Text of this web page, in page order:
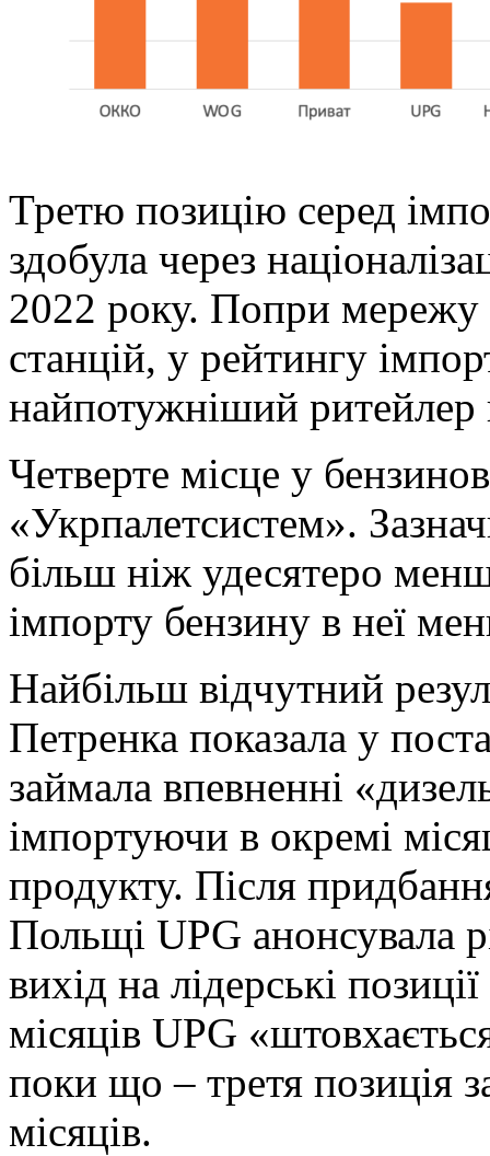
Третю позицію серед
здобула через
2022 року. Попри мережу
станцій, у рейтингу
найпотужніший
Четверте місце у
«Укрпалетсистем».
більш ніж удесятеро
імпорту бензину в неї
Найбільш відчутний
Петренка показала у
займала впевненні
імпортуючи в окремі
продукту. Після
Польщі UPG анонсувала
вихід на лідерські
місяців UPG
поки що – третя позиція
місяців.